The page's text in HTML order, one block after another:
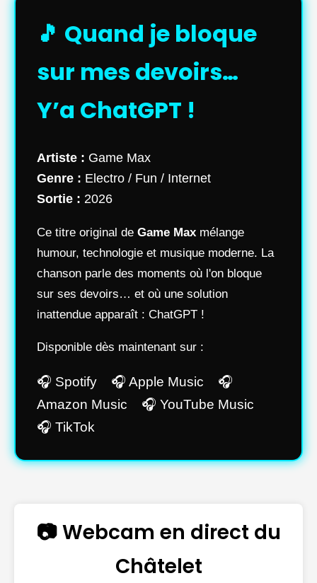
🎵 Quand je bloque
sur mes devoirs…
Y’a ChatGPT !
Artiste : Game Max
Genre : Electro / Fun / Internet
Sortie : 2026
Ce titre original de Game Max mélange
humour, technologie et musique moderne. La
chanson parle des moments où l'on bloque
sur ses devoirs… et où une solution
inattendue apparaît : ChatGPT !
Disponible dès maintenant sur :
🎧 Spotify 🎧 Apple Music 🎧
Amazon Music 🎧 YouTube Music
🎧 TikTok
📷 Webcam en direct du
Châtelet